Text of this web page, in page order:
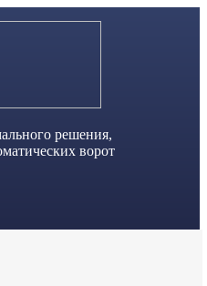
решения,
ворот